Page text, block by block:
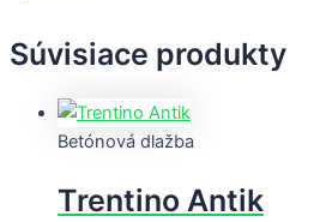
Súvisiace produkty
Betónová dlažba
Trentino Antik